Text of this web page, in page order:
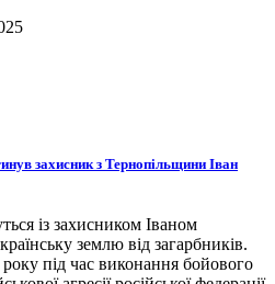
захисник з Тернопільщини Іван
із захисником Іваном
землю від загарбників.
під час виконання бойового